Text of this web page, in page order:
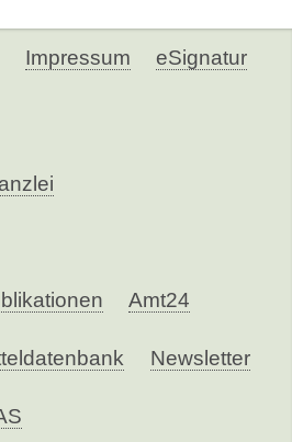
Impressum eSignatur
Amt24
Newsletter